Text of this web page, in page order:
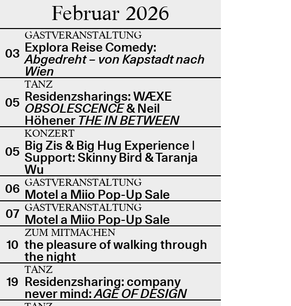
Februar 2026
03
GASTVERANSTALTUNG
Explora Reise Comedy:
Abgedreht – von Kapstadt nach
Wien
05
TANZ
Residenzsharings: WÆXE
OBSOLESCENCE& Neil
Höhener THE IN BETWEEN
05
KONZERT
Big Zis & Big Hug Experience |
Support: Skinny Bird & Taranja
Wu
06 GASTVERANSTALTUNG
Motel a Miio Pop-Up Sale
07 GASTVERANSTALTUNG
Motel a Miio Pop-Up Sale
10
ZUM MITMACHEN
the pleasure of walking through
the night
19
TANZ
Residenzsharing: company
never mind:AGE OF DESIGN